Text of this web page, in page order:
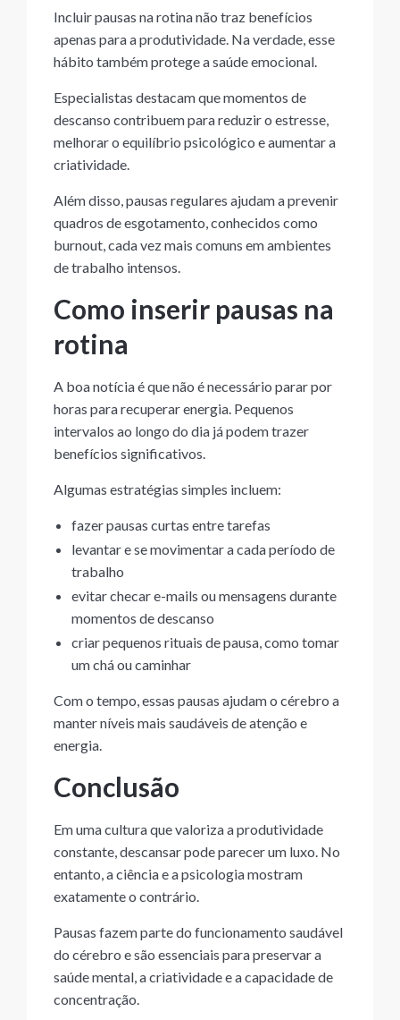
Incluir pausas na rotina não traz benefícios
apenas para a produtividade. Na verdade, esse
hábito também protege a saúde emocional.
Especialistas destacam que momentos de
descanso contribuem para reduzir o estresse,
melhorar o equilíbrio psicológico e aumentar a
criatividade.
Além disso, pausas regulares ajudam a prevenir
quadros de esgotamento, conhecidos como
burnout, cada vez mais comuns em ambientes
de trabalho intensos.
Como inserir pausas na
rotina
A boa notícia é que não é necessário parar por
horas para recuperar energia. Pequenos
intervalos ao longo do dia já podem trazer
benefícios significativos.
Algumas estratégias simples incluem:
fazer pausas curtas entre tarefas
levantar e se movimentar a cada período de
trabalho
evitar checar e-mails ou mensagens durante
momentos de descanso
criar pequenos rituais de pausa, como tomar
um chá ou caminhar
Com o tempo, essas pausas ajudam o cérebro a
manter níveis mais saudáveis de atenção e
energia.
Conclusão
Em uma cultura que valoriza a produtividade
constante, descansar pode parecer um luxo. No
entanto, a ciência e a psicologia mostram
exatamente o contrário.
Pausas fazem parte do funcionamento saudável
do cérebro e são essenciais para preservar a
saúde mental, a criatividade e a capacidade de
concentração.